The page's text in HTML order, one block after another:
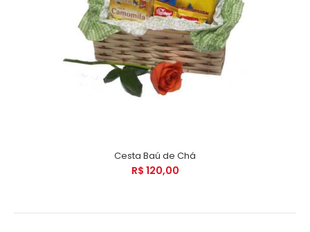
Cesta Baú de Chá
R$ 120,00